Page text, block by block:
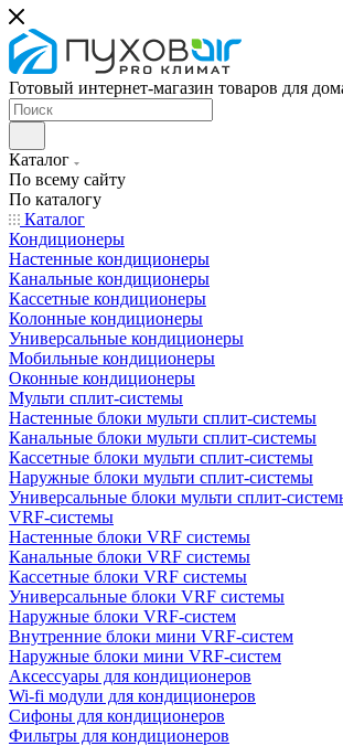
Готовый интернет-магазин товаров для
Каталог
По всему сайту
По каталогу
Каталог
Кондиционеры
Настенные кондиционеры
Канальные кондиционеры
Кассетные кондиционеры
Колонные кондиционеры
Универсальные кондиционеры
Мобильные кондиционеры
Оконные кондиционеры
Мульти сплит-системы
Настенные блоки мульти сплит-системы
Канальные блоки мульти сплит-системы
Кассетные блоки мульти сплит-системы
Наружные блоки мульти сплит-системы
Универсальные блоки мульти сплит-
VRF-системы
Настенные блоки VRF системы
Канальные блоки VRF системы
Кассетные блоки VRF системы
Универсальные блоки VRF системы
Наружные блоки VRF-систем
Внутренние блоки мини VRF-систем
Наружные блоки мини VRF-систем
Аксессуары для кондиционеров
Wi-fi модули для кондиционеров
Сифоны для кондиционеров
Фильтры для кондиционеров